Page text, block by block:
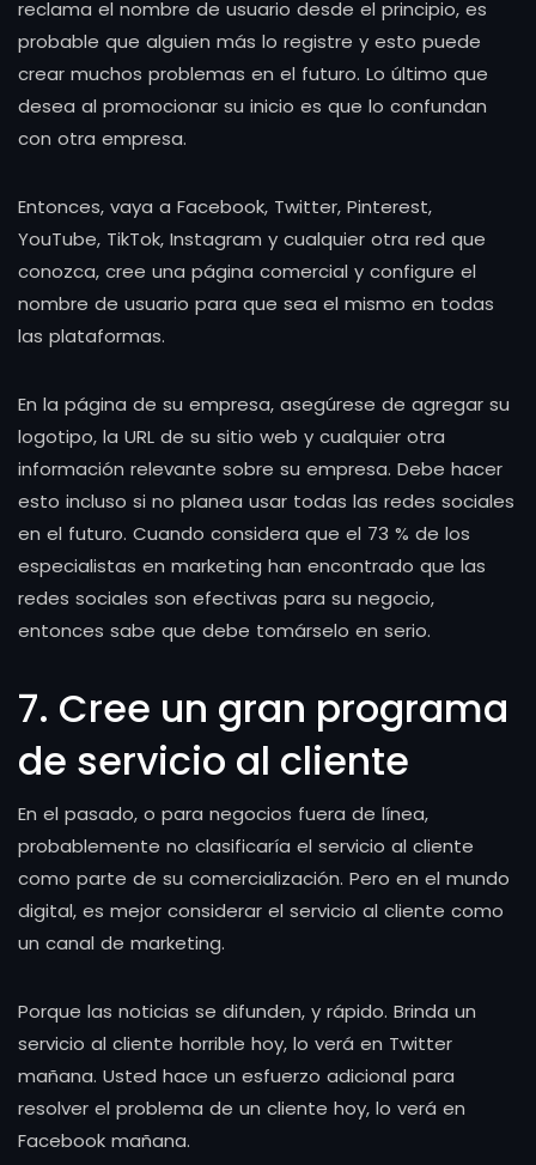
reclama el nombre de usuario desde el principio, es
probable que alguien más lo registre y esto puede
crear muchos problemas en el futuro. Lo último que
desea al promocionar su inicio es que lo confundan
con otra empresa.
Entonces, vaya a Facebook, Twitter, Pinterest,
YouTube, TikTok, Instagram y cualquier otra red que
conozca, cree una página comercial y configure el
nombre de usuario para que sea el mismo en todas
las plataformas.
En la página de su empresa, asegúrese de agregar su
logotipo, la URL de su sitio web y cualquier otra
información relevante sobre su empresa. Debe hacer
esto incluso si no planea usar todas las redes sociales
en el futuro. Cuando considera que el 73 % de los
especialistas en marketing han encontrado que las
redes sociales son efectivas para su negocio,
entonces sabe que debe tomárselo en serio.
7. Cree un gran programa
de servicio al cliente
En el pasado, o para negocios fuera de línea,
probablemente no clasificaría el servicio al cliente
como parte de su comercialización. Pero en el mundo
digital, es mejor considerar el servicio al cliente como
un canal de marketing.
Porque las noticias se difunden, y rápido. Brinda un
servicio al cliente horrible hoy, lo verá en Twitter
mañana. Usted hace un esfuerzo adicional para
resolver el problema de un cliente hoy, lo verá en
Facebook mañana.